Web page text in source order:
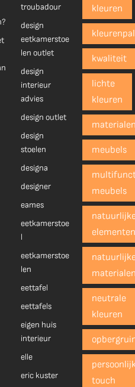
troubadour
design
eetkamerstoe
len outlet
design
interieur
advies
design outlet
design
stoelen
designa
designer
eames
eetkamerstoe
l
eetkamerstoe
len
eettafel
eettafels
eigen huis
interieur
elle
eric kuster
kleuren
kwaliteit
lichte
kleuren
meubels
meubels
neutrale
kleuren
touch